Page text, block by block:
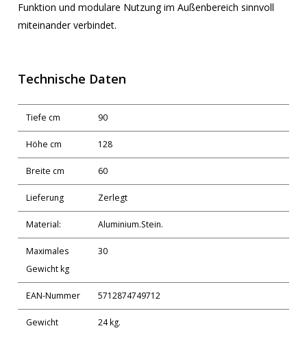
Funktion und modulare Nutzung im Außenbereich sinnvoll
miteinander verbindet.
Technische Daten
Tiefe cm 90
Höhe cm 128
Breite cm 60
Lieferung Zerlegt
Material: Aluminium.Stein.
Maximales
Gewicht kg
30
EAN-Nummer 5712874749712
Gewicht 24 kg.